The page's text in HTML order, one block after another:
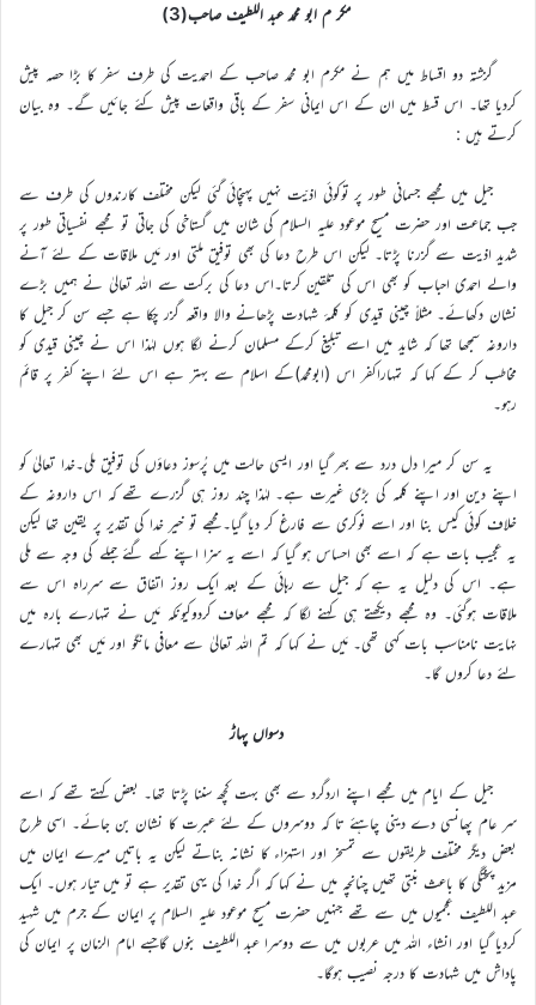
مکر م ابو محمد عبد اللطیف صاحب(3)
گزشتہ دو اقساط میں ہم نے مکرم ابو محمد صاحب کے احمدیت کی طرف سفر کا بڑا حصہ پیش
کردیا تھا۔ اس قسط میں ان کے اس ایمانی سفر کے باقی واقعات پیش کئے جائیں گے۔ وہ بیان
کرتے ہیں :
جیل میں مجھے جسمانی طور پر توکوئی اذیّت نہیں پہنچائی گئی لیکن مختلف کارندوں کی طرف سے
جب جماعت اور حضرت مسیح موعود علیہ السلام کی شان میں گستاخی کی جاتی تو مجھے نفسیاتی طور پر
شدید اذیت سے گزرنا پڑتا۔ لیکن اس طرح دعا کی بھی توفیق ملتی اور مَیں ملاقات کے لئے آنے
والے احمدی احباب کو بھی اس کی تلقین کرتا۔اس دعا کی برکت سے اللہ تعالیٰ نے ہمیں بڑے
نشان دکھائے۔ مثلاً چینی قیدی کو کلمۂ شہادت پڑھانے والا واقعہ گزر چکا ہے جسے سن کر جیل کا
داروغہ سمجھا تھا کہ شاید میں اسے تبلیغ کرکے مسلمان کرنے لگا ہوں لہٰذا اس نے چینی قیدی کو
مخاطب کر کے کہا کہ تمہاراکفر اس (ابومحمد)کے اسلام سے بہتر ہے اس لئے اپنے کفر پر قائم
رہو۔
یہ سن کر میرا دل درد سے بھر گیا اور ایسی حالت میں پُرسوز دعاؤں کی توفیق ملی۔خدا تعالیٰ کو
اپنے دین اور اپنے کلمہ کی بڑی غیرت ہے۔ لہٰذا چند روز ہی گزرے تھے کہ اس داروغہ کے
خلاف کوئی کیس بنا اور اسے نوکری سے فارغ کر دیا گیا۔مجھے تو خیر خدا کی تقدیر پر یقین تھا لیکن
یہ عجیب بات ہے کہ اسے بھی احساس ہو گیا کہ اسے یہ سزا اپنے کہے گئے جملے کی وجہ سے ملی
ہے۔ اس کی دلیل یہ ہے کہ جیل سے رہائی کے بعد ایک روز اتفاق سے سرِراہ اس سے
ملاقات ہوگئی۔ وہ مجھے دیکھتے ہی کہنے لگا کہ مجھے معاف کردوکیونکہ مَیں نے تمہارے بارہ میں
نہایت نامناسب بات کہی تھی۔ مَیں نے کہا کہ تم اللہ تعالیٰ سے معافی مانگو اور مَیں بھی تمہارے
لئے دعا کروں گا۔
دسواں پہاڑ
جیل کے ایام میں مجھے اپنے اردگرد سے بھی بہت کچھ سننا پڑتا تھا۔ بعض کہتے تھے کہ اسے
سر عام پھانسی دے دینی چاہئے تا کہ دوسروں کے لئے عبرت کا نشان بن جائے۔ اسی طرح
بعض دیگر مختلف طریقوں سے تمسخر اور استہزاء کا نشانہ بناتے لیکن یہ باتیں میرے ایمان میں
مزید پختگی کا باعث بنتی تھیں چنانچہ میں نے کہا کہ اگر خدا کی یہی تقدیر ہے تو میں تیار ہوں۔ ایک
عبد اللطیف عجمیوں میں سے تھے جنہیں حضرت مسیح موعود علیہ السلام پر ایمان کے جرم میں شہید
کردیا گیا اور انشاء اللہ میں عربوں میں سے دوسرا عبد اللطیف بنوں گاجسے امام الزمان پر ایمان کی
پاداش میں شہادت کا درجہ نصیب ہوگا۔